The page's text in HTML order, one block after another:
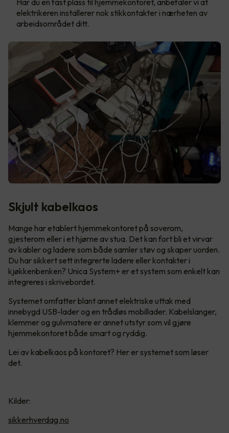
elektrikeren installerer nok stikkontakter i nærheten av
arbeidsområdet ditt.
Skjult kabelkaos
Mange har etablert hjemmekontoret på soverom,
gjesterom eller i et hjørne av stua. Det kan fort bli et virvar
av kabler og ladere som både samler støv og skaper uorden.
Du har sikkert sett integrerte ladere eller kontakter i
kjøkkenbenken? Unica System+ er et system som enkelt kan
integreres i skrivebordet.
Systemet omfatter blant annet elektriske uttak med
innebygd USB-lader og en trådløs mobillader. Kabelslanger,
klemmer og gulvmatere er annet utstyr som vil gjøre
hjemmekontoret både smart og ryddig.
Lei av kabelkaos på kontoret? Her er systemet som løser
det.
Kilder:
sikkerhverdag.no